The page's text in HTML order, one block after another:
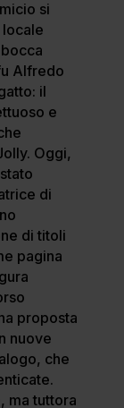
si
Alfredo
il
e
Oggi,
di
di titoli
pagina
proposta
nuove
che
ma tuttora